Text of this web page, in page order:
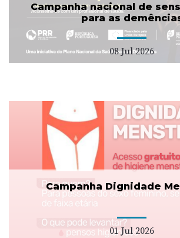
Campanha nacional de
para as
08 Jul 2026
Campanha Dignidade
01 Jul 2026